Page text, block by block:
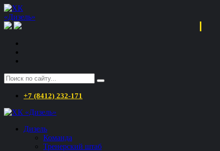
+7 (8412) 232-171
Дизель
Команда
Тренерский штаб